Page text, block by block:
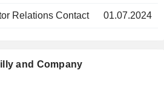
Relations Contact 01.07.2024
and Company